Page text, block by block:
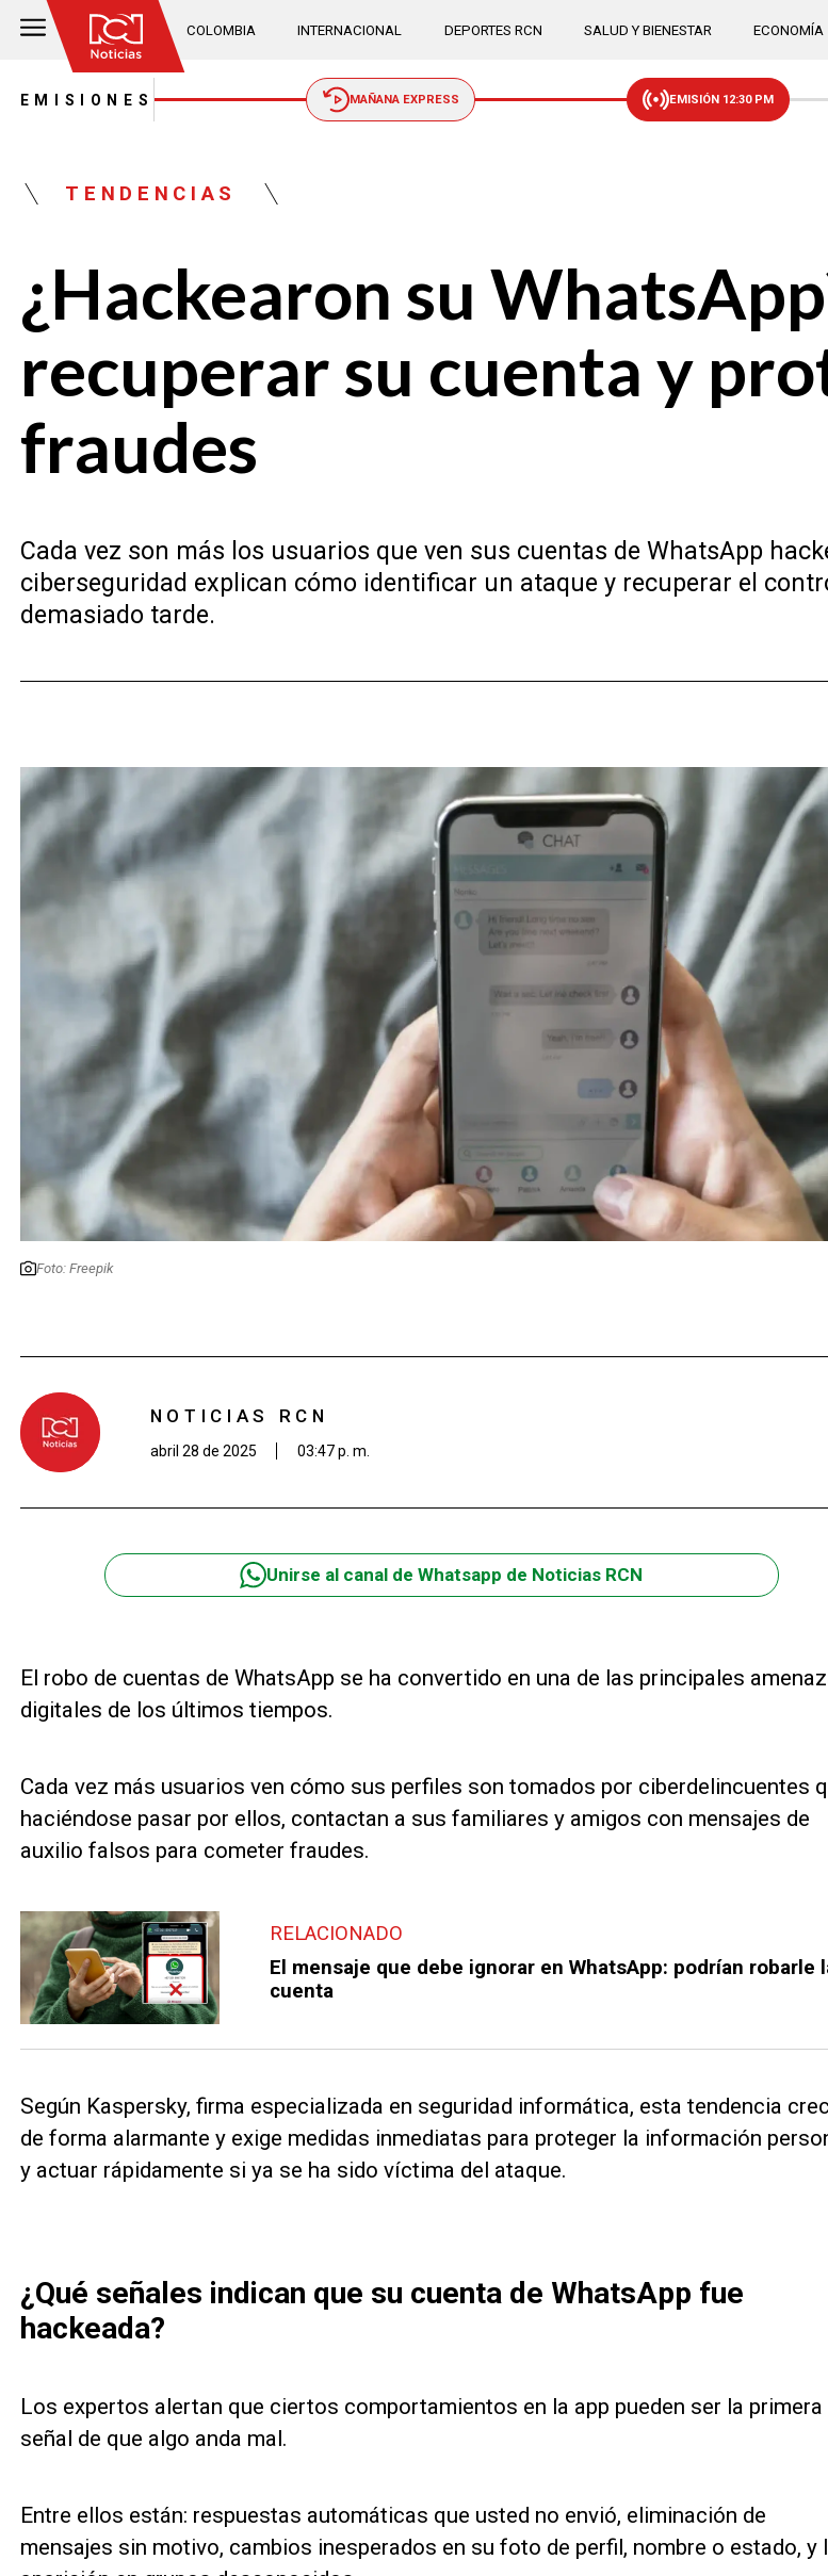
COLOMBIA INTERNACIONAL DEPORTES RCN SALUD Y BIENESTAR ECONOMÍA
EMISIONES MAÑANA EXPRESS EMISIÓN 12:30 PM
TENDENCIAS
¿Hackearon su
recuperar su cuenta y
fraudes
Cada vez son más los usuarios que ven sus cuentas de WhatsApp
ciberseguridad explican cómo identificar un ataque y recuperar el
demasiado tarde.
Foto: Freepik
NOTICIAS RCN
abril 28 de 2025 03:47 p. m.
Unirse al canal de Whatsapp de Noticias RCN
El robo de cuentas de WhatsApp se ha convertido en una de las principales
digitales de los últimos tiempos.
Cada vez más usuarios ven cómo sus perfiles son tomados por ciberdelincuentes
haciéndose pasar por ellos, contactan a sus familiares y amigos con mensajes de
auxilio falsos para cometer fraudes.
RELACIONADO
El mensaje que debe ignorar en WhatsApp: podrían robarle
cuenta
Según Kaspersky, firma especializada en seguridad informática, esta tendencia
de forma alarmante y exige medidas inmediatas para proteger la información
y actuar rápidamente si ya se ha sido víctima del ataque.
¿Qué señales indican que su cuenta de WhatsApp fue
hackeada?
Los expertos alertan que ciertos comportamientos en la app pueden ser la primera
señal de que algo anda mal.
Entre ellos están: respuestas automáticas que usted no envió, eliminación de
mensajes sin motivo, cambios inesperados en su foto de perfil, nombre o estado, y